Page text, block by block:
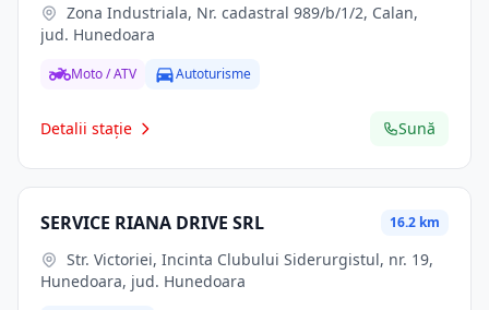
jud. Hunedoara
Moto / ATV Autoturisme
Detalii stație Sună
SERVICE RIANA DRIVE SRL 16.2 km
Hunedoara, jud. Hunedoara